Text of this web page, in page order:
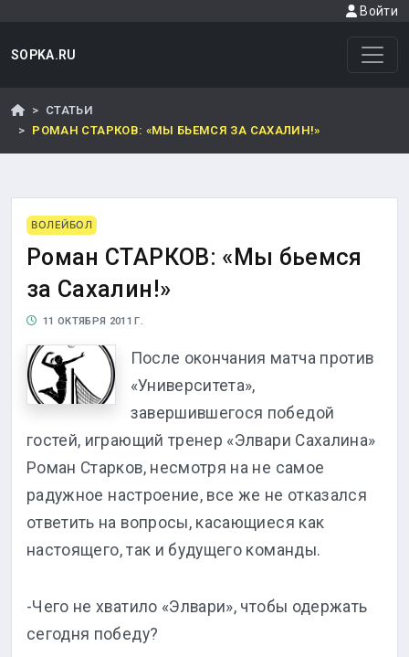
Войти
SOPKA.RU
СТАТЬИ
РОМАН СТАРКОВ: «МЫ БЬЕМСЯ ЗА САХАЛИН!»
ВОЛЕЙБОЛ
Роман СТАРКОВ: «Мы бьемся
за Сахалин!»
11 ОКТЯБРЯ 2011 Г.
После окончания матча против
«Университета»,
завершившегося победой
гостей, играющий тренер «Элвари Сахалина»
Роман Старков, несмотря на не самое
радужное настроение, все же не отказался
ответить на вопросы, касающиеся как
настоящего, так и будущего команды.
-Чего не хватило «Элвари», чтобы одержать
сегодня победу?